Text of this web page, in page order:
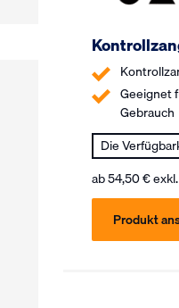
Geeignet
Gebrauch
Die
ab54,50€
Produkt